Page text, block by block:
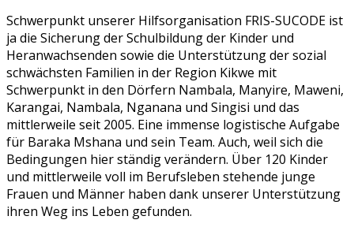
Schwerpunkt unserer Hilfsorganisation FRIS-SUCODE ist
ja die Sicherung der Schulbildung der Kinder und
Heranwachsenden sowie die Unterstützung der sozial
schwächsten Familien in der Region Kikwe mit
Schwerpunkt in den Dörfern Nambala, Manyire, Maweni,
Karangai, Nambala, Nganana und Singisi und das
mittlerweile seit 2005. Eine immense logistische Aufgabe
für Baraka Mshana und sein Team. Auch, weil sich die
Bedingungen hier ständig verändern. Über 120 Kinder
und mittlerweile voll im Berufsleben stehende junge
Frauen und Männer haben dank unserer Unterstützung
ihren Weg ins Leben gefunden.